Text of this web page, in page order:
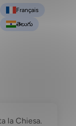
Français
తెలుగు
la Chiesa.